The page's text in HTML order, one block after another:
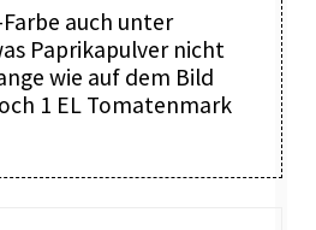
auch unter
Paprikapulver nicht
wie auf dem Bild
1 EL Tomatenmark